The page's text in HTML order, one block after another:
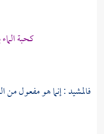
كحبة
فالمشيد : إنما هو مفعول من